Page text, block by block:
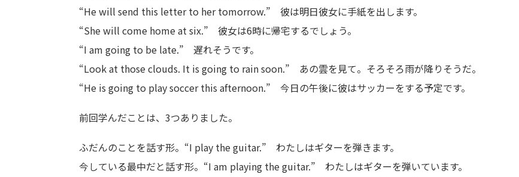
“He will send this letter to her tomorrow.” 彼は明日彼女に手紙を出します。
“She will come home at six.” 彼女は6時に帰宅するでしょう。
“I am going to be late.” 遅れそうです。
“Look at those clouds. It is going to rain soon.” あの雲を見て。そろそろ雨が降りそうだ。
“He is going to play soccer this afternoon.” 今日の午後に彼はサッカーをする予定です。
前回学んだことは、3つありました。
ふだんのことを話す形。“I play the guitar.” わたしはギターを弾きます。
今している最中だと話す形。“I am playing the guitar.” わたしはギターを弾いています。